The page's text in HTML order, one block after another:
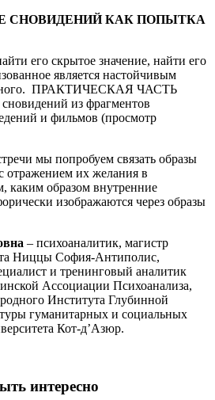
СНОВИДЕНИЙ КАК ПОПЫТКА
его скрытое значение, найти его
является настойчивым
ПРАКТИЧЕСКАЯ ЧАСТЬ
из фрагментов
и фильмов (просмотр
мы попробуем связать образы
отражением их желания в
каким образом внутренние
изображаются через образы
– психоаналитик, магистр
Ниццы София-Антиполис,
и тренинговый аналитик
Ассоциации Психоанализа,
Института Глубинной
гуманитарных и социальных
Кот-д’Азюр.
интересно